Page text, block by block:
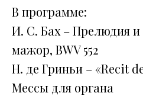
В программе:
И. С. Бах – Прелюдия
мажор, BWV 552
Н. де Гриньи – «Recit
Мессы для органа